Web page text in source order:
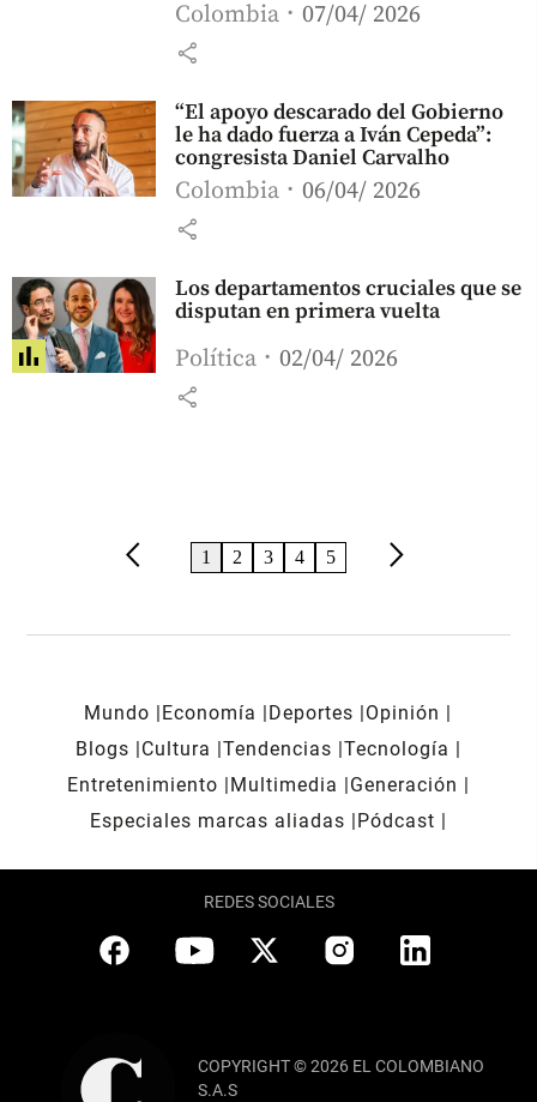
Colombia 07/04/ 2026
share
“El apoyo descarado del Gobierno
le ha dado fuerza a Iván Cepeda”:
congresista Daniel Carvalho
Colombia 06/04/ 2026
share
Los departamentos cruciales que se
disputan en primera vuelta
Política 02/04/ 2026
share
arrow_back_ios 1 2 3 4 5 arrow_forward_ios
Mundo Economía Deportes
Opinión
Blogs
Cultura Tendencias Tecnología
Entretenimiento
Multimedia
Generación
Especiales marcas aliadas
Pódcast
REDES SOCIALES
COPYRIGHT © 2026 EL COLOMBIANO
S.A.S